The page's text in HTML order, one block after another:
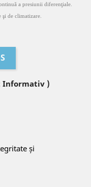
a presiunii diferenţiale.
de climatizare.
Informativ )
și